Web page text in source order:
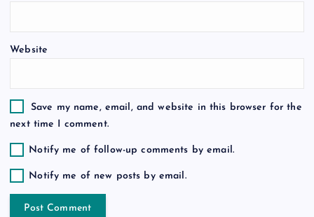
Website
Save my name, email, and website in this browser for the
next time I comment.
Notify me of follow-up comments by email.
Notify me of new posts by email.